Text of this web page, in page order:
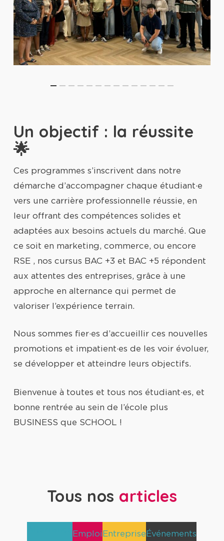
Un objectif : la réussite
🌟
Ces programmes s’inscrivent dans notre
démarche d’accompagner chaque étudiant·e
vers une carrière professionnelle réussie, en
leur offrant des compétences solides et
adaptées aux besoins actuels du marché. Que
ce soit en marketing, commerce, ou encore
RSE , nos cursus BAC +3 et BAC +5 répondent
aux attentes des entreprises, grâce à une
approche en alternance qui permet de
valoriser l’expérience terrain.
Nous sommes fier·es d’accueillir ces nouvelles
promotions et impatient·es de les voir évoluer,
se développer et atteindre leurs objectifs.
Bienvenue à toutes et tous nos étudiant·es, et
bonne rentrée au sein de l’école plus
BUSINESS que SCHOOL !
Tous nos articles
EmploiEntrepriseÉvénements